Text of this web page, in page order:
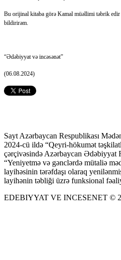
Bu orijinal kitaba görə Kamal müəllimi təbrik
bildirirəm.
“Ədəbiyyat və incəsənət”
(06.08.2024)
Sayt Azərbaycan Respublikası
2024-cü ildə “Qeyri-hökumət
çərçivəsində Azərbaycan Ədəbiyyat
“Yeniyetmə və gənclərdə mütaliə
layihəsinin tərəfdaşı olaraq
layihənin təbliği üzrə funksional
EDEBIYYAT VE INCESENET ©